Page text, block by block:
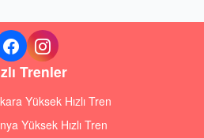
Trenler
Yüksek Hızlı Tren
Yüksek Hızlı Tren